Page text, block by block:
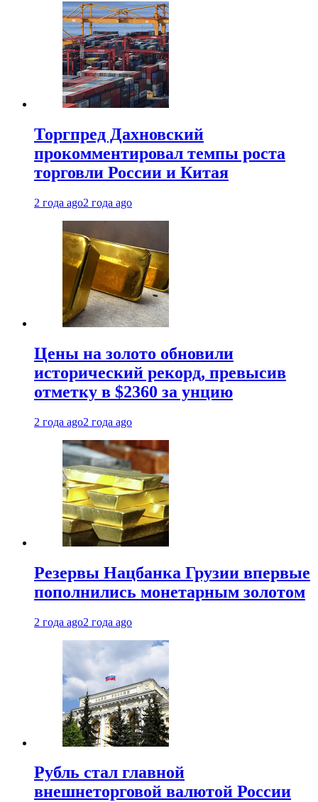
Торгпред Дахновский
прокомментировал темпы роста
торговли России и Китая
2 года ago2 года ago
Цены на золото обновили
исторический рекорд, превысив
отметку в $2360 за унцию
2 года ago2 года ago
Резервы Нацбанка Грузии впервые
пополнились монетарным золотом
2 года ago2 года ago
Рубль стал главной
внешнеторговой валютой России